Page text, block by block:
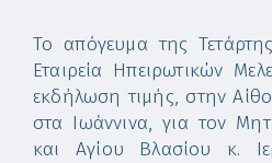
Το απόγευμα της
Εταιρεία Ηπειρωτικών
εκδήλωση τιμής, στην
στα Ιωάννινα, για τον
και Αγίου Βλασίου κ.